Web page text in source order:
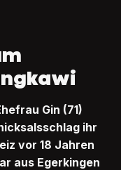
Gin (71)
ihr
vor 18 Jahren
aus Egerkingen